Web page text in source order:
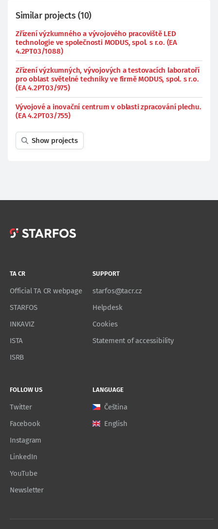
Similar projects (10)
Zřízení výzkumného a vývojového pracoviště LED
technologie ve společnosti MODUS, spol. s r.o. (EA
4.2PT03/1088)
Zřízení výzkumných, vývojových a testovacích laboratoří
pro oblast světelné techniky ve firmě MODUS, spol. s r.o.
(EA 4.2PT03/975)
Vývojové a inovační centrum v oblasti zpracování plechu.
(EA 4.2PT03/755)
Show projects
TA CR
Official TA CR webpage
STARFOS
INKAVIZ
ISTA
ISRB
SUPPORT
starfos@tacr.cz
Helpdesk
Cookies
Statement of accessibility
FOLLOW US
Twitter
Facebook
Instagram
LinkedIn
YouTube
Newsletter
LANGUAGE
Čeština
English